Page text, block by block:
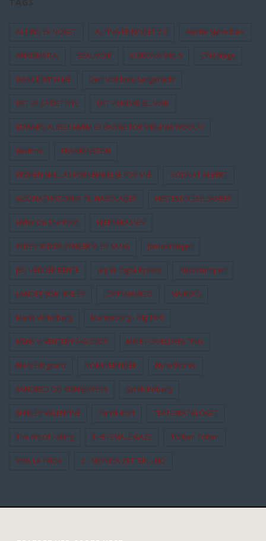
ALTING ER NOGET ALTING ER NOGET 2.0 Anette Støvelbæk
ANKOMSTEN BEAUVOIR CORONA-VIRUS CPH Stage
DANCE WITH ME Den Skaldede Sangerinde
DET ER SÅ DET NYE DET FILMISKE SELSKAB
EDWARD ALBEES HVEM ER BANGE FOR VIRGINIA WOOLF?
Enetime FRANKENSTEIN
FRØKEN SMILLAS FORNEMMELSE FOR SNE GODNAT ALBERT
GODNATHISTORIER TIL NABOLAGET HESTESTOLESELSKABET
Hitler On The Roof HJERNEKASSEN
INDEN VI DØR SYNGER VI EN SANG Jantedrengen
JEG HEDDER BENTE Jeg Vil Også Kysses Kussesumpen
LANDET SOM IKKE ER LOPPEMARKED MAIREAD
Maria Vinterberg Marienborg - NEJ TAK!
MENS VI VENTER PÅ GODOT MINE FORÆLDRES TING
Niels Ellegaard NOMINERINGER Nyhedsbrev
SANDHED OG KONSEKVENS Sarah Boberg
SHIRLEY VALENTINE Tarok-Kort TEATERKATALOGET
The Art Of Falling THE FEMALE GAZE Torben Toben
VIVA LA FRIDA Z - MONICA ZETTERLUND